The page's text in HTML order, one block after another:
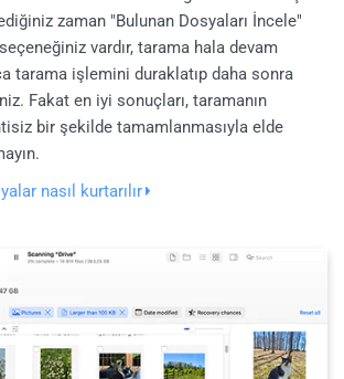
zaman "Bulunan Dosyaları İncele"
vardır, tarama hala devam
tarama işlemini duraklatıp daha sonra
Fakat en iyi sonuçları, taramanın
bir şekilde tamamlanmasıyla elde
nasıl kurtarılır